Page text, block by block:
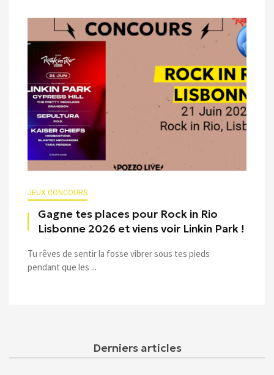
JEUX CONCOURS
Gagne tes places pour Rock in Rio
Lisbonne 2026 et viens voir Linkin Park !
Tu rêves de sentir la fosse vibrer sous tes pieds
pendant que les ...
Derniers articles